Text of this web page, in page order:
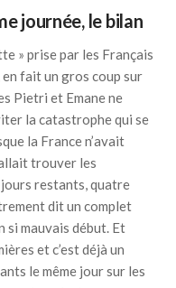
journée, le bilan
» prise par les Français
fait un gros coup sur
Pietri et Emane ne
la catastrophe qui se
la France n’avait
trouver les
jours restants, quatre
dit un complet
si mauvais début. Et
et c’est déjà un
le même jour sur les